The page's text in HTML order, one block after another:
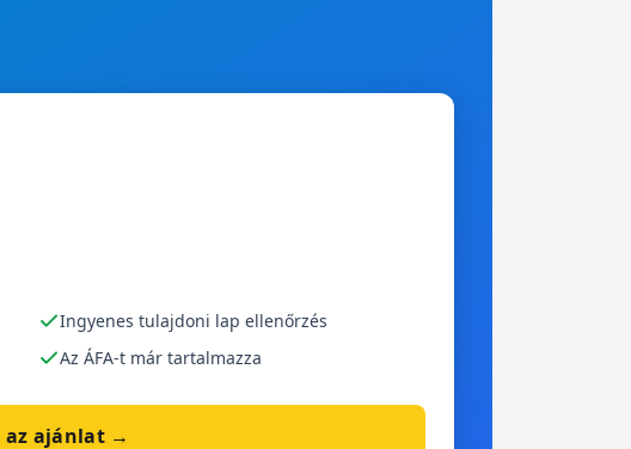
Ingyenes tulajdoni lap ellenőrzés
Az ÁFA-t már tartalmazza
az ajánlat →